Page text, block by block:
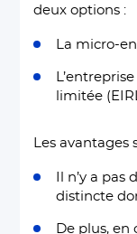
deux options :
La micro-
limitée
Les
Il n’y a
distincte
De plus, en